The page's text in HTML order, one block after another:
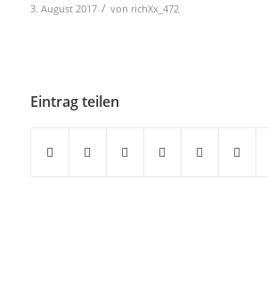
3. August 2017 / von richXx_472
Eintrag teilen